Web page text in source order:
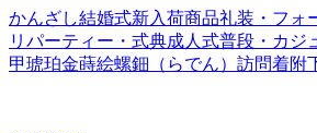
かんざし結婚式新入荷商品礼装・フォ
リ パーティー・式典成人式普段・カジ
甲琥珀金蒔絵螺鈿（らでん） 訪問着附